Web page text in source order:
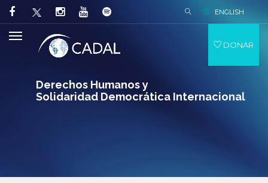
Derechos Humanos y
Solidaridad Democrática Internacional
ENGLISH
DONAR